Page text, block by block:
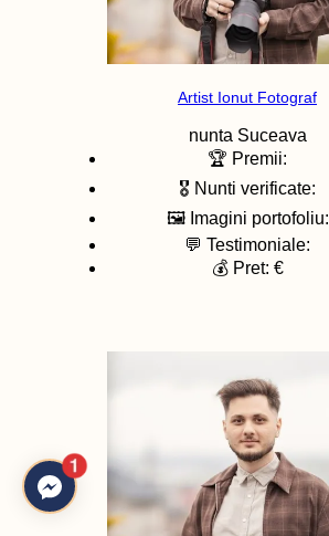
Artist Ionut Fotograf
nunta Suceava
🏆 Premii:
🎖️ Nunti verificate:
🖼️ Imagini portofoliu:
💬 Testimoniale:
💰 Pret: €